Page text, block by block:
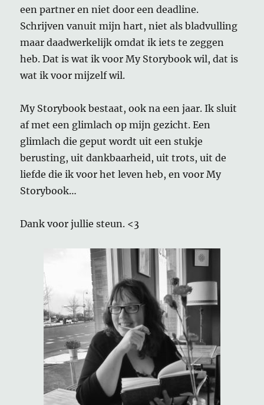
een partner en niet door een deadline.
Schrijven vanuit mijn hart, niet als bladvulling
maar daadwerkelijk omdat ik iets te zeggen
heb. Dat is wat ik voor My Storybook wil, dat is
wat ik voor mijzelf wil.
My Storybook bestaat, ook na een jaar. Ik sluit
af met een glimlach op mijn gezicht. Een
glimlach die geput wordt uit een stukje
berusting, uit dankbaarheid, uit trots, uit de
liefde die ik voor het leven heb, en voor My
Storybook…
Dank voor jullie steun. <3